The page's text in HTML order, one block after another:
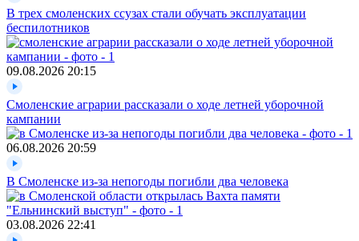
В трех смоленских ссузах стали обучать эксплуатации
беспилотников
09.08.2026 20:15
Смоленские аграрии рассказали о ходе летней уборочной
кампании
06.08.2026 20:59
В Смоленске из-за непогоды погибли два человека
03.08.2026 22:41